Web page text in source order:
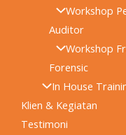
Workshop
Auditor
Workshop
Forensic
In House
Klien & Kegiatan
Testimoni